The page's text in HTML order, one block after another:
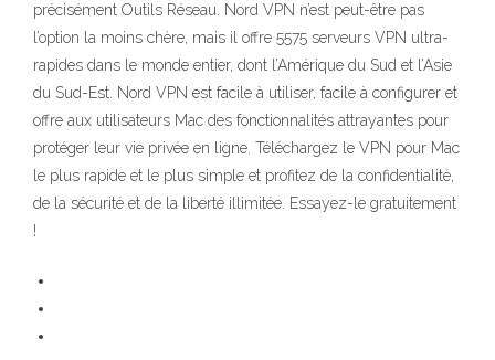
précisément Outils Réseau. Nord VPN n’est peut-être pas
l’option la moins chère, mais il offre 5575 serveurs VPN ultra-
rapides dans le monde entier, dont l’Amérique du Sud et l’Asie
du Sud-Est. Nord VPN est facile à utiliser, facile à configurer et
offre aux utilisateurs Mac des fonctionnalités attrayantes pour
protéger leur vie privée en ligne. Téléchargez le VPN pour Mac
le plus rapide et le plus simple et profitez de la confidentialité,
de la sécurité et de la liberté illimitée. Essayez-le gratuitement
!